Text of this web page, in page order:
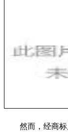
然而，经商标